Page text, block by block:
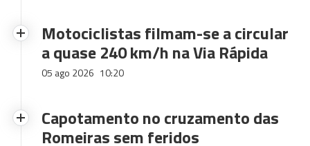
Motociclistas filmam-se a circular
a quase 240 km/h na Via Rápida
05 ago 2026 10:20
Capotamento no cruzamento das
Romeiras sem feridos